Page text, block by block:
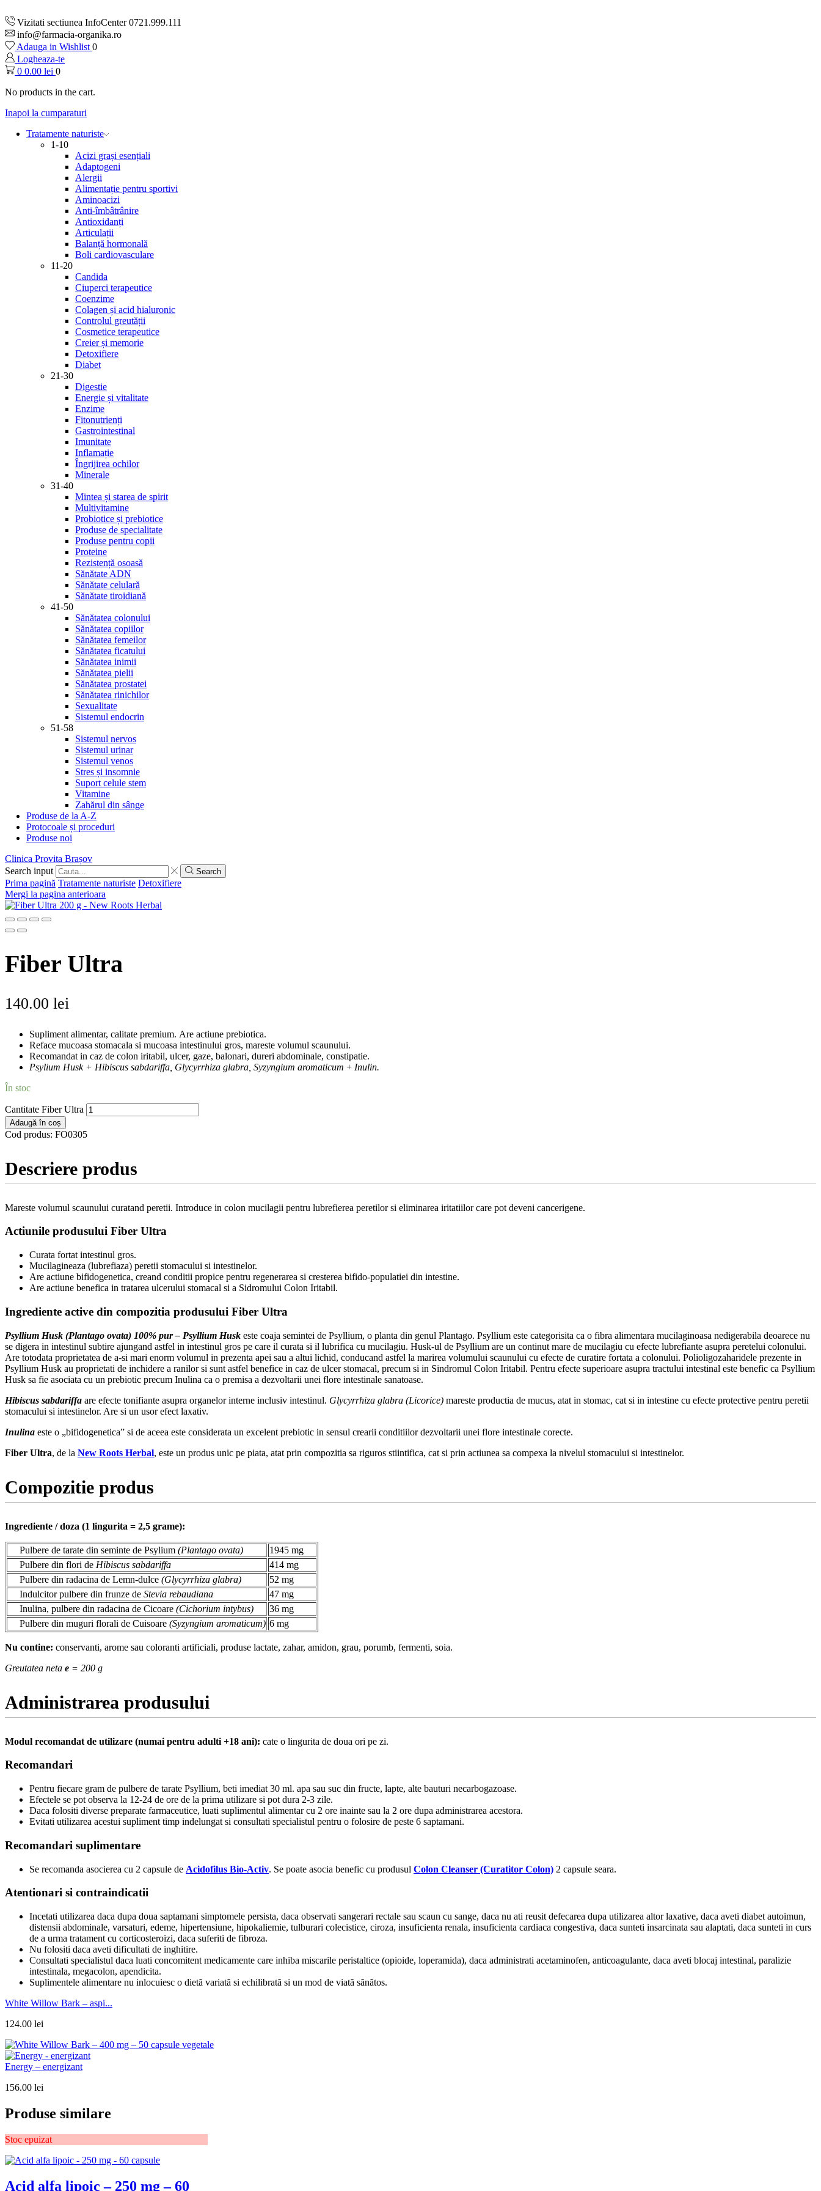
Vizitati sectiunea InfoCenter 0721.999.111
info@farmacia-organika.ro
Adauga in Wishlist 0
Logheaza-te
0 0.00 lei 0
No products in the cart.
Inapoi la cumparaturi
Tratamente naturiste
1-10
Acizi grași esențiali
Adaptogeni
Alergii
Alimentație pentru sportivi
Aminoacizi
Anti-îmbâtrânire
Antioxidanți
Articulații
Balanță hormonală
Boli cardiovasculare
11-20
Candida
Ciuperci terapeutice
Coenzime
Colagen și acid hialuronic
Controlul greutății
Cosmetice terapeutice
Creier și memorie
Detoxifiere
Diabet
21-30
Digestie
Energie și vitalitate
Enzime
Fitonutrienți
Gastrointestinal
Imunitate
Inflamație
Îngrijirea ochilor
Minerale
31-40
Mintea și starea de spirit
Multivitamine
Probiotice și prebiotice
Produse de specialitate
Produse pentru copii
Proteine
Rezistență osoasă
Sănătate ADN
Sănătate celulară
Sănătate tiroidiană
41-50
Sănătatea colonului
Sănătatea copiilor
Sănătatea femeilor
Sănătatea ficatului
Sănătatea inimii
Sănătatea pielii
Sănătatea prostatei
Sănătatea rinichilor
Sexualitate
Sistemul endocrin
51-58
Sistemul nervos
Sistemul urinar
Sistemul venos
Stres și insomnie
Suport celule stem
Vitamine
Zahărul din sânge
Produse de la A-Z
Protocoale și proceduri
Produse noi
Clinica Provita Brașov
Search input
Search
Prima pagină Tratamente naturiste Detoxifiere
Mergi la pagina anterioara
Fiber Ultra
140.00 lei
Supliment alimentar, calitate premium. Are actiune prebiotica.
Reface mucoasa stomacala si mucoasa intestinului gros, mareste volumul scaunului.
Recomandat in caz de colon iritabil, ulcer, gaze, balonari, dureri abdominale, constipatie.
Psylium Husk + Hibiscus sabdariffa, Glycyrrhiza glabra, Syzyngium aromaticum + Inulin.
În stoc
Cantitate Fiber Ultra
Adaugă în coș
Cod produs: FO0305
Descriere produs
Mareste volumul scaunului curatand peretii. Introduce in colon mucilagii pentru lubrefierea peretilor si eliminarea iritatiilor care pot deveni cancerigene.
Actiunile produsului Fiber Ultra
Curata fortat intestinul gros.
Mucilagineaza (lubrefiaza) peretii stomacului si intestinelor.
Are actiune bifidogenetica, creand conditii propice pentru regenerarea si cresterea bifido-populatiei din intestine.
Are actiune benefica in tratarea ulcerului stomacal si a Sidromului Colon Iritabil.
Ingrediente active din compozitia produsului Fiber Ultra
Psyllium Husk (Plantago ovata) 100% pur – Psyllium Husk este coaja semintei de Psyllium, o planta din genul Plantago. Psyllium este categorisita ca o fibra alimentara mucilaginoasa nedigerabila deoarece nu
se digera in intestinul subtire ajungand astfel in intestinul gros pe care il curata si il lubrifica cu mucilagiu. Husk-ul de Psyllium are un continut mare de mucilagiu cu efecte lubrefiante asupra peretelui colonului.
Are totodata proprietatea de a-si mari enorm volumul in prezenta apei sau a altui lichid, conducand astfel la marirea volumului scaunului cu efecte de curatire fortata a colonului. Polioligozaharidele prezente in
Psyllium Husk au proprietati de inchidere a ranilor si sunt astfel benefice in caz de ulcer stomacal, precum si in Sindromul Colon Iritabil. Pentru efecte superioare asupra tractului intestinal este benefic ca Psyllium
Husk sa fie asociata cu un prebiotic precum Inulina ca o premisa a dezvoltarii unei flore intestinale sanatoase.
Hibiscus sabdariffa are efecte tonifiante asupra organelor interne inclusiv intestinul. Glycyrrhiza glabra (Licorice) mareste productia de mucus, atat in stomac, cat si in intestine cu efecte protective pentru peretii
stomacului si intestinelor. Are si un usor efect laxativ.
Inulina este o „bifidogenetica” si de aceea este considerata un excelent prebiotic in sensul crearii conditiilor dezvoltarii unei flore intestinale corecte.
Fiber Ultra, de la New Roots Herbal, este un produs unic pe piata, atat prin compozitia sa riguros stiintifica, cat si prin actiunea sa compexa la nivelul stomacului si intestinelor.
Compozitie produs
Ingrediente / doza (1 lingurita = 2,5 grame):
Pulbere de tarate din seminte de Psylium (Plantago ovata)
1945 mg
Pulbere din flori de Hibiscus sabdariffa
414 mg
Pulbere din radacina de Lemn-dulce (Glycyrrhiza glabra)
52 mg
Indulcitor pulbere din frunze de Stevia rebaudiana
47 mg
Inulina, pulbere din radacina de Cicoare (Cichorium intybus)
36 mg
Pulbere din muguri florali de Cuisoare (Syzyngium aromaticum) 6 mg
Nu contine: conservanti, arome sau coloranti artificiali, produse lactate, zahar, amidon, grau, porumb, fermenti, soia.
Greutatea neta e = 200 g
Administrarea produsului
Modul recomandat de utilizare (numai pentru adulti +18 ani): cate o lingurita de doua ori pe zi.
Recomandari
Pentru fiecare gram de pulbere de tarate Psyllium, beti imediat 30 ml. apa sau suc din fructe, lapte, alte bauturi necarbogazoase.
Efectele se pot observa la 12-24 de ore de la prima utilizare si pot dura 2-3 zile.
Daca folositi diverse preparate farmaceutice, luati suplimentul alimentar cu 2 ore inainte sau la 2 ore dupa administrarea acestora.
Evitati utilizarea acestui supliment timp indelungat si consultati specialistul pentru o folosire de peste 6 saptamani.
Recomandari suplimentare
Se recomanda asocierea cu 2 capsule de Acidofilus Bio-Activ. Se poate asocia benefic cu produsul Colon Cleanser (Curatitor Colon) 2 capsule seara.
Atentionari si contraindicatii
Incetati utilizarea daca dupa doua saptamani simptomele persista, daca observati sangerari rectale sau scaun cu sange, daca nu ati reusit defecarea dupa utilizarea altor laxative, daca aveti diabet autoimun,
distensii abdominale, varsaturi, edeme, hipertensiune, hipokaliemie, tulburari colecistice, ciroza, insuficienta renala, insuficienta cardiaca congestiva, daca sunteti insarcinata sau alaptati, daca sunteti in curs
de a urma tratament cu corticosteroizi, daca suferiti de fibroza.
Nu folositi daca aveti dificultati de inghitire.
Consultati specialistul daca luati concomitent medicamente care inhiba miscarile peristaltice (opioide, loperamida), daca administrati acetaminofen, anticoagulante, daca aveti blocaj intestinal, paralizie
intestinala, megacolon, apendicita.
Suplimentele alimentare nu inlocuiesc o dietă variată si echilibrată si un mod de viată sănătos.
White Willow Bark – aspi...
124.00 lei
Energy – energizant
156.00 lei
Produse similare
Stoc epuizat
Acid alfa lipoic – 250 mg – 60